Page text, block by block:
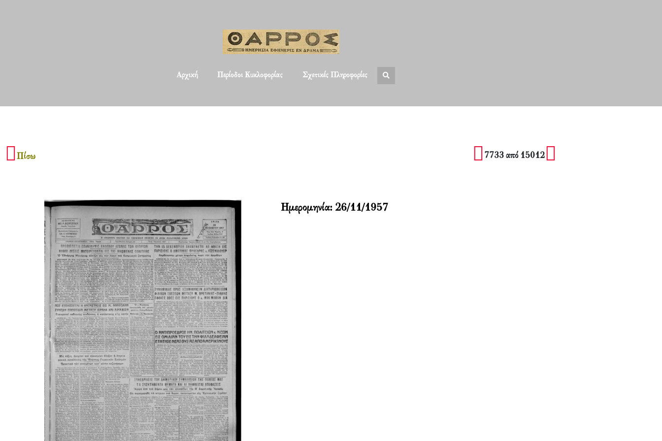
Αρχική Περίοδοι Κυκλοφορίας Σχετικές Πληροφορίες
Πίσω 7733 από 15012
Ημερομηνία: 26/11/1957